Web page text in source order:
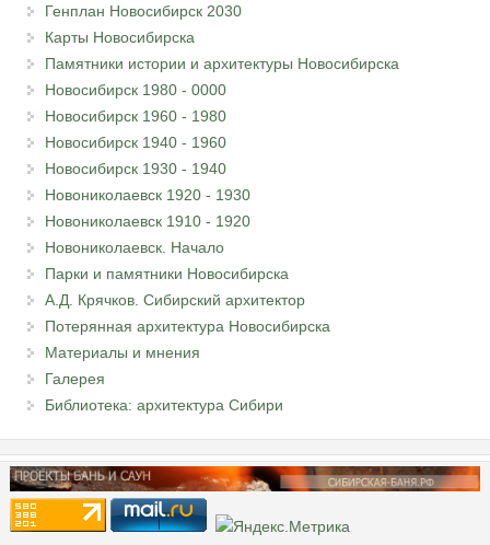
Генплан Новосибирск 2030
Карты Новосибирска
Памятники истории и архитектуры Новосибирска
Новосибирск 1980 - 0000
Новосибирск 1960 - 1980
Новосибирск 1940 - 1960
Новосибирск 1930 - 1940
Новониколаевск 1920 - 1930
Новониколаевск 1910 - 1920
Новониколаевск. Начало
Парки и памятники Новосибирска
А.Д. Крячков. Сибирский архитектор
Потерянная архитектура Новосибирска
Материалы и мнения
Галерея
Библиотека: архитектура Сибири